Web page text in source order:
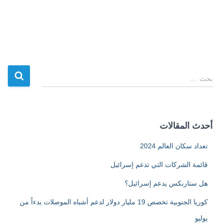
ل
ث
ع
بحث …
أحدث المقالات
تعداد سكان العالم 2024
قائمة الشركات التي تدعم إسرائيل
هل ستاربكس يدعم إسرائيل؟
كوريا الجنوبية تخصص 19 مليار دولار لدعم أشباه الموصلات بدءاً من
يوليو